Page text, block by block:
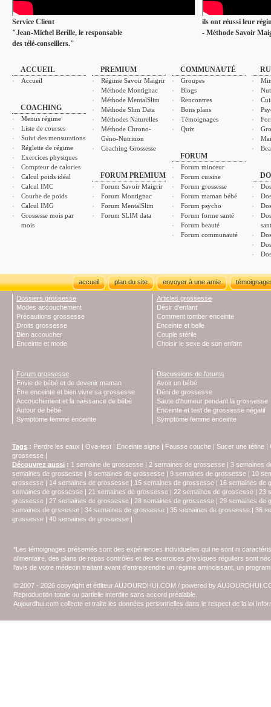
Service Client
"Jean-Michel Berille, le responsable
des télé-conseillers."
ils ont réussi leur
- Méthode Savoir
ACCUEIL
Accueil
COACHING
Menus régime
Liste de courses
Suivi des mensurations
Réglette de régime
Exercices physiques
Compteur de calories
Calcul poids idéal
Calcul IMC
Courbe de poids
Calcul IMG
Grossesse mois par
mois
PREMIUM
Régime Savoir Maigrir
Méthode Montignac
Méthode MentalSlim
Méthode Slim Data
Méthodes Naturelles
Méthode Chrono-
Géno-Nutrition
Coaching Grossesse
FORUM PREMIUM
Forum Savoir Maigrir
Forum Montignac
Forum MentalSlim
Forum SLIM data
COMMUNAUTÉ
Groupes
Blogs
Rencontres
Bons plans
Témoignages
Quiz
FORUM
Forum minceur
Forum cuisine
Forum grossesse
Forum maman bébé
Forum psycho
Forum forme santé
Forum beauté
Forum communauté
accueil plan du site envoyer à une amie
Dossiers grossesse
Modes accouchement
Précautions grossesse
Droits grossesse
Bien accoucher
Enceinte et mode
Articles grossesse
Désir d'enfant
Comment tomber enceinte
Enceinte et belle
Couple stérile
Choisir le sexe de son enfant
Forum grossesse
Envie de bébé et de devenir maman
Être enceinte et bien vivre sa grossesse
Accouchement et la naissance de bébé
Autour de bébé
Symptome femme enceinte
Discussions de forums
Avoir un bébé
Déni de grossesse
Saute d'humeur pendant la grossesse
Enceinte et test de grossesse négatif
Symptome femme enceinte
Tags : Perdre les eaux | Ova-test | Enceinte signe | Fausse couche | Sucer une tétine |
grossesse |
Découvrez aussi : 1 semaine de grossesse | 2 semaines de grossesse | 3 semaines
semaines de grossesse | 8 semaines de grossesse | 9 semaines de grossesse | 10
grossesse | 14 semaines de grossesse | 15 semaines de grossesse | 16 semaines de
semaines de grossesse | 21 semaines de grossesse | 22 semaines de grossesse | 23
grossesse | 27 semaines de grossesse | 28 semaines de grossesse | 29 semaines de
semaines de grssesse | 34 semaines de grossesse | 35 semaines de grossesse | 36
grossesse | 40 semaines de grossesse |
*Les témoignages présentés sont des expériences individuelles qui ne sont ni
alimentaire, des plans de repas contrôlés et des exercices physiques réguliers sont
l'avis de votre médecin traitant avant d'entreprendre un régime amincissant, un
© 2007 - 2026 copyright et éditeur AUJOURDHUI.COM / powered by
Reproduction totale ou partielle interdite sans accord préalable.
Aujourdhui.com collecte et traite les données personnelles dans le respect de la loi